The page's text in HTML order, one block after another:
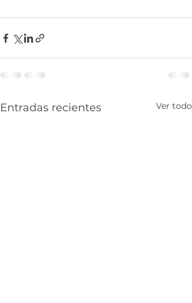
Entradas recientes Ver todo